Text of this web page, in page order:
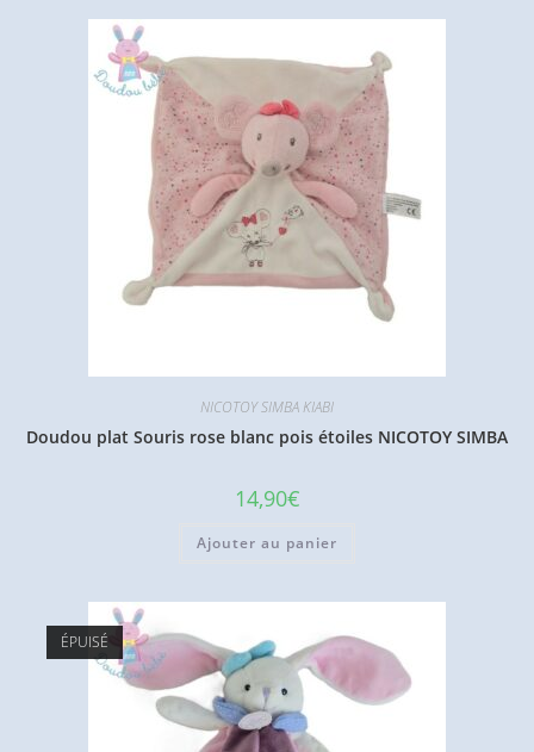
NICOTOY SIMBA KIABI
Doudou plat Souris rose blanc pois étoiles NICOTOY SIMBA
14,90€
Ajouter au panier
ÉPUISÉ